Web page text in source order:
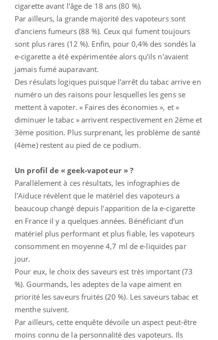
cigarette avant l'âge de 18 ans (80 %).
Par ailleurs, la grande majorité des vapoteurs sont
d'anciens fumeurs (88 %). Ceux qui fument toujours
sont plus rares (12 %). Enfin, pour 0,4% des sondés la
e-cigarette a été expérimentée alors qu'ils n'avaient
jamais fumé auparavant.
Des résulats logiques puisque l'arrêt du tabac arrive en
numéro un des raisons pour lesquelles les gens se
mettent à vapoter. « Faires des économies », et «
diminuer le tabac » arrivent respectivement en 2ème et
3ème position. Plus surprenant, les problème de santé
(4ème) restent au pied de ce podium.
Un profil de « geek-vapoteur » ?
Parallèlement à ces résultats, les infographies de
l'Aiduce révèlent que le matériel des vapoteurs a
beaucoup changé depuis l'apparition de la e-cigarette
en France il y a quelques années. Bénéficiant d'un
matériel plus performant et plus fiable, les vapoteurs
consomment en moyenne 4,7 ml de e-liquides par
jour.
Pour eux, le choix des saveurs est très important (73
%). Gourmands, les adeptes de la vape aiment en
priorité les saveurs fruités (20 %). Les saveurs tabac et
menthe suivent.
Par ailleurs, cette enquête dévoile un aspect peut-être
moins connu de la personnalité des vapoteurs. Ils